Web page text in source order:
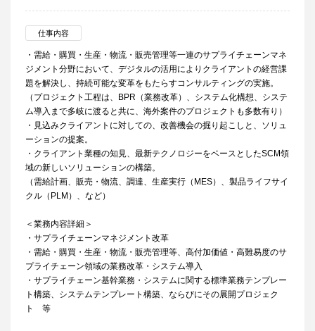
仕事内容
・需給・購買・生産・物流・販売管理等一連のサプライチェーンマネ
ジメント分野において、デジタルの活用によりクライアントの経営課
題を解決し、持続可能な変革をもたらすコンサルティングの実施。
（プロジェクト工程は、BPR（業務改革）、システム化構想、システ
ム導入まで多岐に渡ると共に、海外案件のプロジェクトも多数有り）
・見込みクライアントに対しての、改善機会の掘り起こしと、ソリュ
ーションの提案。
・クライアント業種の知見、最新テクノロジーをベースとしたSCM領
域の新しいソリューションの構築。
（需給計画、販売・物流、調達、生産実行（MES）、製品ライフサイ
クル（PLM）、など）
＜業務内容詳細＞
・サプライチェーンマネジメント改革
・需給・購買・生産・物流・販売管理等、高付加価値・高難易度のサ
プライチェーン領域の業務改革・システム導入
・サプライチェーン基幹業務・システムに関する標準業務テンプレー
ト構築、システムテンプレート構築、ならびにその展開プロジェク
ト 等